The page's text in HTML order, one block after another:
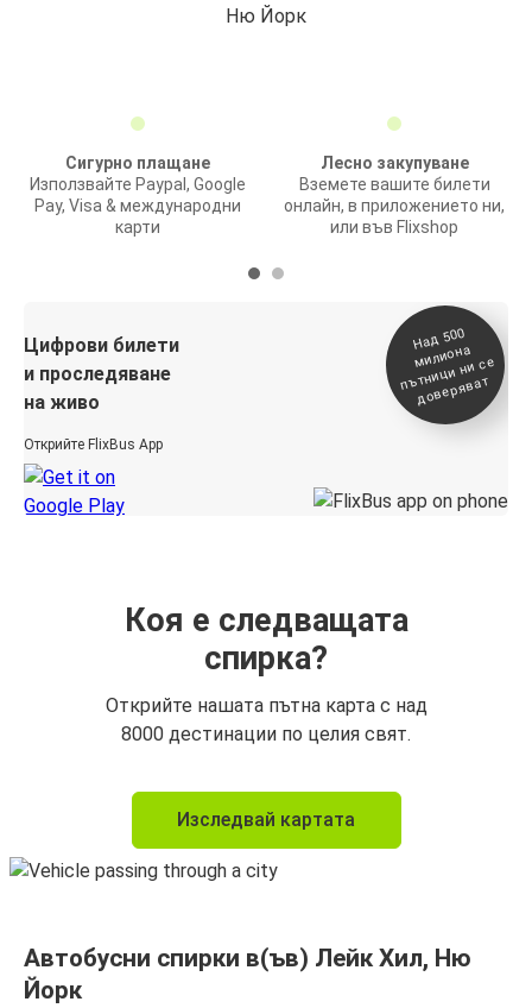
Ню Йорк
Сигурно плащане
Използвайте Paypal, Google
Pay, Visa & международни
карти
Лесно закупуване
Вземете вашите билети
онлайн, в приложението ни,
или във Flixshop
Цифрови билети
и проследяване
на живо
Открийте FlixBus App
На
д 500
милиона
п
ътници ни се
доверяват
Коя е следващата
спирка?
Открийте нашата пътна карта с над
8000 дестинации по целия свят.
Изследвай картата
Автобусни спирки в(ъв) Лейк Хил, Ню
Йорк